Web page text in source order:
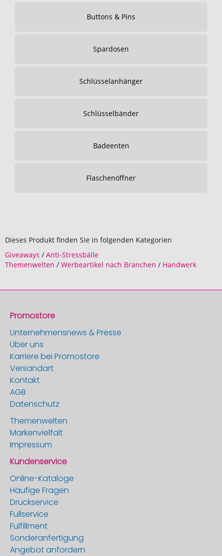
Buttons & Pins
Spardosen
Schlüsselanhänger
Schlüsselbänder
Badeenten
Flaschenöffner
Dieses Produkt finden Sie in folgenden Kategorien
Giveaways / Anti-Stressbälle
Themenwelten / Werbeartikel nach Branchen / Handwerk
Promostore
Unternehmensnews & Presse
Über uns
Karriere bei Promostore
Versandart
Kontakt
AGB
Datenschutz
Themenwelten
Markenvielfalt
Impressum
Kundenservice
Online-Kataloge
Häufige Fragen
Druckservice
Fullservice
Fulfillment
Sonderanfertigung
Angebot anfordern